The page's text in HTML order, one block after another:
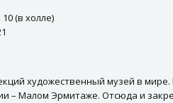
(в холле)
художественный музей в
– Малом Эрмитаже. Отсюда и